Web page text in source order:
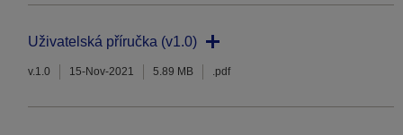
Uživatelská příručka (v1.0)
v.1.0 15-Nov-2021 5.89 MB .pdf